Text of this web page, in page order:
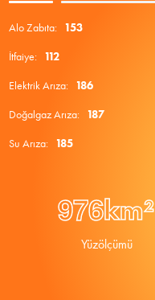
Alo Zabıta: 153
İtfaiye: 112
Elektrik Arıza: 186
Doğalgaz Arıza: 187
Su Arıza: 185
976km²
Yüzölçümü